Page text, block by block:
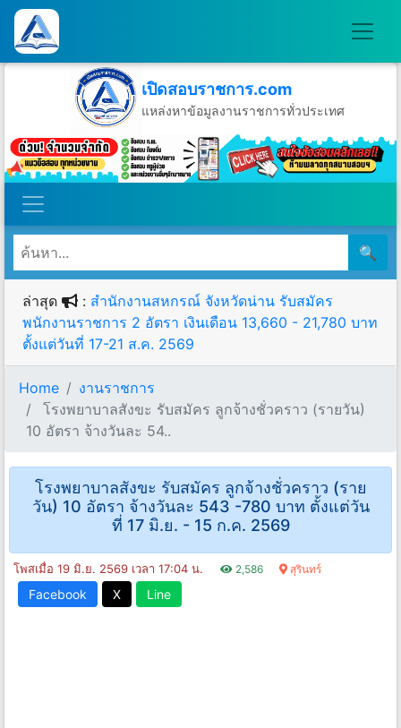
เปิดสอบราชการ.com
แหล่งหาข้อมูลงานราชการทั่วประเทศ
วันเสาร์ที่ 8 เดือนสิงหาคม พ.ศ.2569
🔍
ล่าสุด : สำนักงานสหกรณ์ จังหวัดน่าน รับสมัคร
พนักงานราชการ 2 อัตรา เงินเดือน 13,660 - 21,780 บาท
ตั้งแต่วันที่ 17-21 ส.ค. 2569
Home
งานราชการ
โรงพยาบาลสังขะ รับสมัคร ลูกจ้างชั่วคราว (รายวัน)
10 อัตรา จ้างวันละ 54..
โรงพยาบาลสังขะ รับสมัคร ลูกจ้างชั่วคราว (ราย
วัน) 10 อัตรา จ้างวันละ 543 -780 บาท ตั้งแต่วัน
ที่ 17 มิ.ย. - 15 ก.ค. 2569
โพสเมื่อ 19 มิ.ย. 2569 เวลา 17:04 น. 2,586 สุรินทร์
Facebook X Line